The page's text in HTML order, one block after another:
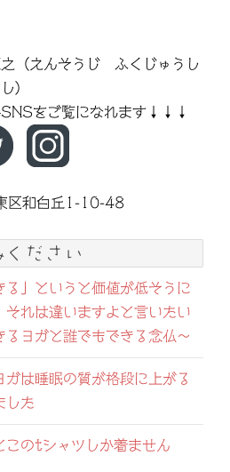
（えんそうじ ふくじゅうし
）
SNSをご覧になれます↓↓↓
区和白丘1-10-48
ください
る」というと価値が低そうに
それは違いますよと言いたい
るヨガと誰でもできる念仏～
ガは睡眠の質が格段に上がる
した
このtシャツしか着ません